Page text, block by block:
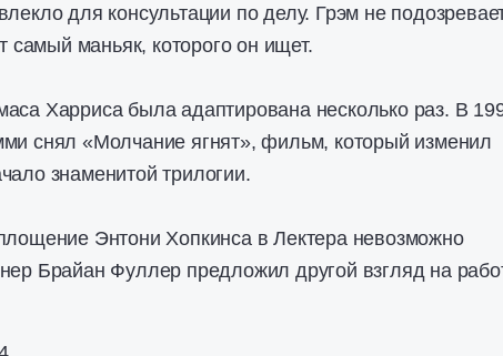
для консультации по делу. Грэм не
самый маньяк, которого он ищет.
Харриса была адаптирована несколько раз. В
снял «Молчание ягнят», фильм, который изменил
знаменитой трилогии.
Энтони Хопкинса в Лектера невозможно
Брайан Фуллер предложил другой взгляд на